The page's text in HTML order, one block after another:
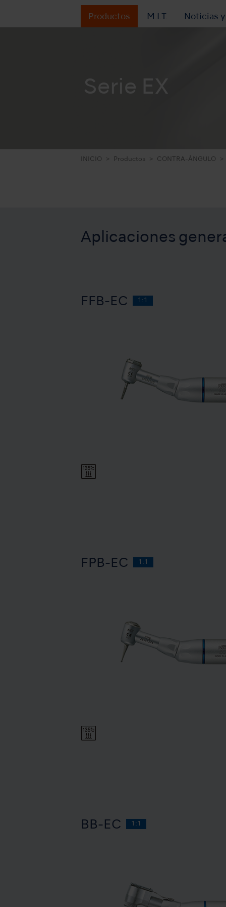
Productos M.I.T. Noticias
Serie EX
INICIO Productos CONTRA-ÁNGULO
Aplicaciones
FFB-EC 1:1
FPB-EC 1:1
BB-EC 1:1